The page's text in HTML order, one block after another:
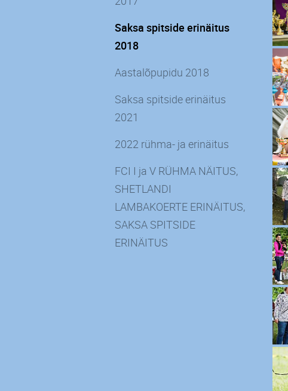
Saksa spitside erinäitus
2018
Aastalõpupidu 2018
Saksa spitside erinäitus
2021
2022 rühma- ja erinäitus
FCI I ja V RÜHMA NÄITUS,
SHETLANDI
LAMBAKOERTE ERINÄITUS,
SAKSA SPITSIDE
ERINÄITUS